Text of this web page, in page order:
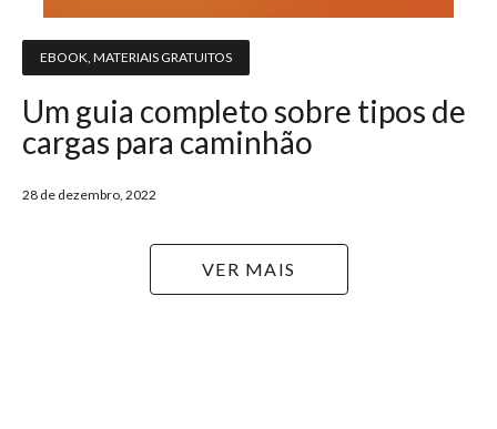
EBOOK, MATERIAIS GRATUITOS
Um guia completo sobre tipos de
cargas para caminhão
28 de dezembro, 2022
VER MAIS